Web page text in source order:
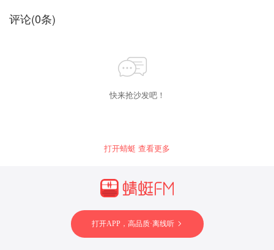
评论(0条)
快来抢沙发吧！
打开蜻蜓 查看更多
打开APP，高品质·离线听